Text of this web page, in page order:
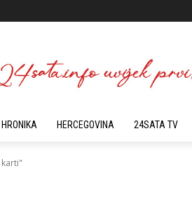
HERCEGOVINA 24SATA TV